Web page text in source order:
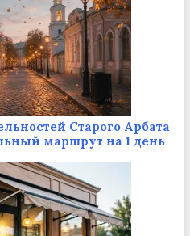
Старого Арбата
маршрут на 1 день